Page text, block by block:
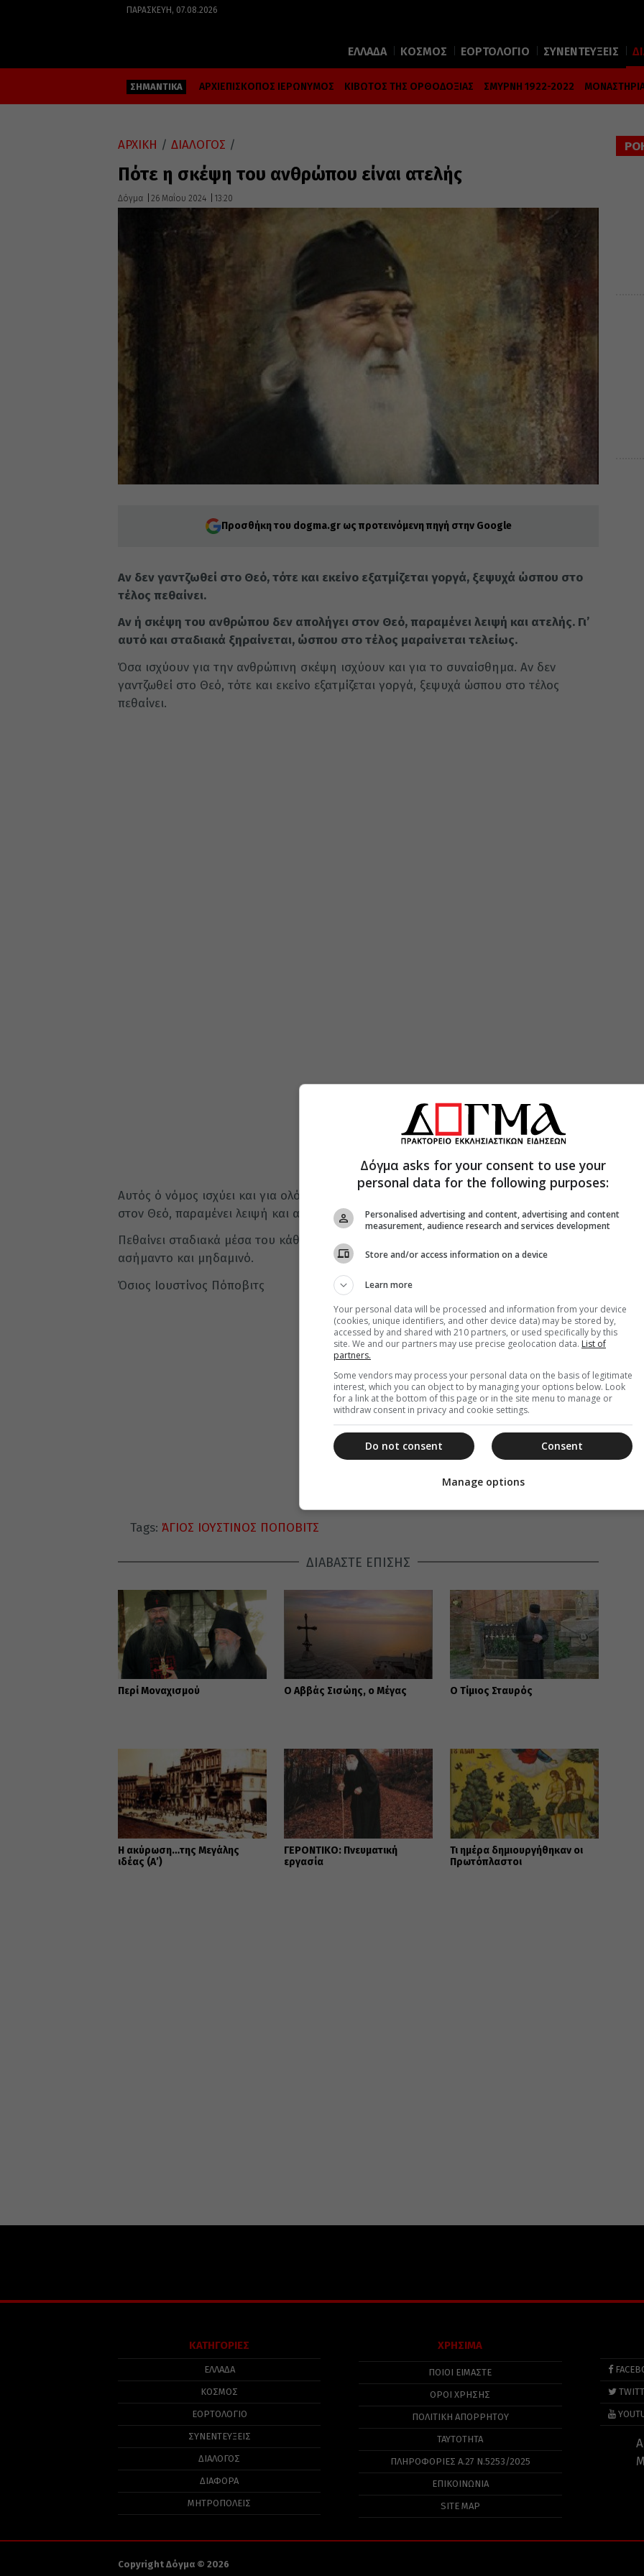
ΠΑΡΑΣΚΕΥΉ, 07.08.2026
ΕΛΛΑΔΑ ΚΟΣΜΟΣ ΕΟΡΤΟΛΟΓΙΟ ΣΥΝΕΝΤΕΥΞΕΙΣ
ΣΗΜΑΝΤΙΚΑ ΑΡΧΙΕΠΙΣΚΟΠΟΣ ΙΕΡΩΝΥΜΟΣ ΚΙΒΩΤΟΣ ΤΗΣ ΟΡΘΟΔΟΞΙΑΣ ΣΜΥΡΝΗ 1922-2022
ΑΡΧΙΚΗ / ΔΙΑΛΟΓΟΣ /
Πότε η σκέψη του ανθρώπου είναι ατελής
Δόγμα 26 Μαΐου 2024 13:20
Προσθήκη του dogma.gr ως προτεινόμενη πηγή στην Google
Αν δεν γαντζωθεί στο Θεό, τότε και εκείνο εξατμίζεται γοργά, ξεψυχά ώ­σπου στο
τέλος πεθαίνει.
Αν ή σκέψη του ανθρώπου δεν απολήγει στον Θεό, παραμένει λειψή και ατελής. Γι’
αυτό και στα­διακά ξηραίνεται, ώσπου στο τέλος μαραίνεται τε­λείως.
Όσα ισχύουν για την ανθρώπινη σκέψη ι­σχύουν και για το συναίσθημα. Αν δεν
γαντζωθεί στο Θεό, τότε και εκείνο εξατμίζεται γοργά, ξεψυχά ώ­σπου στο τέλος
πεθαίνει.
Αυτός ό νόμος ισχύει και για ολόκληρο τον άνθρωπο. Αν ή ύπαρξη του δεν κα­ταλήγει
στον Θεό, παραμένει λειψή και ατελής.
Πε­θαίνει σταδιακά μέσα του κάθε τί το μεγάλο και υψη­λό και παραμένει ότι
ασήμαντο και μηδαμινό.
Όσιος Ιουστίνος Πόποβιτς
Tags: ΆΓΙΟΣ ΙΟΥΣΤΙΝΟΣ ΠΟΠΟΒΙΤΣ
ΔΙΑΒΑΣΤΕ ΕΠΙΣΗΣ
Περί Μοναχισμού Ο Αββάς Σισώης, ο Μέγας Ο Τίμιος Σταυρός
Η ακύρωση…της Μεγάλης
ιδέας (Α’)
ΓΕΡΟΝΤΙΚΟ: Πνευματική
εργασία
Τι ημέρα δημιουργήθηκαν οι
Πρωτόπλαστοι
ΚΑΤΗΓΟΡΙΕΣ
ΕΛΛΑΔΑ
ΚΟΣΜΟΣ
ΕΟΡΤΟΛΟΓΙΟ
ΣΥΝΕΝΤΕΥΞΕΙΣ
ΔΙΑΛΟΓΟΣ
ΔΙΑΦΟΡΑ
ΜΗΤΡΟΠΟΛΕΙΣ
ΧΡΗΣΙΜΑ
ΠΟΙΟΙ ΕΙΜΑΣΤΕ
ΟΡΟΙ ΧΡΗΣΗΣ
ΠΟΛΙΤΙΚΉ ΑΠΟΡΡΉΤΟΥ
ΤΑΥΤΟΤΗΤΑ
ΠΛΗΡΟΦΟΡΊΕΣ Α.27 Ν.5253/2025
ΕΠΙΚΟΙΝΩΝΙΑ
SITE MAP
Copyright Δόγμα © 2026
Δόγμα asks for your consent to use your
personal data for the following purposes:
Personalised advertising and content, advertising and content
measurement, audience research and services development
Store and/or access information on a device
Learn more
Your personal data will be processed and information from your device
(cookies, unique identifiers, and other device data) may be stored by,
accessed by and shared with 210 partners, or used specifically by this
site. We and our partners may use precise geolocation data. List of
partners.
Some vendors may process your personal data on the basis of legitimate
interest, which you can object to by managing your options below. Look
for a link at the bottom of this page or in the site menu to manage or
withdraw consent in privacy and cookie settings.
Consent
Do not consent
Manage options